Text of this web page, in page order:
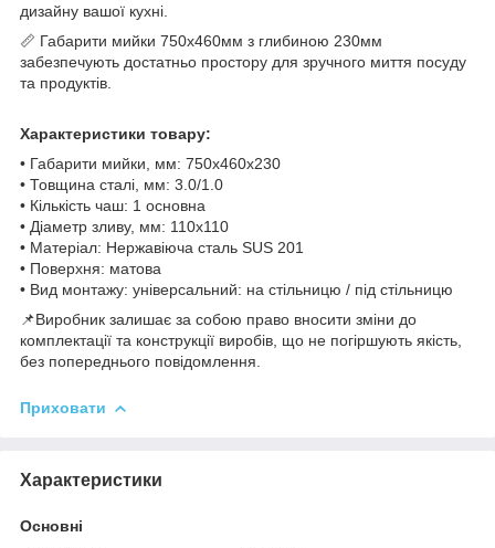
дизайну вашої кухні.
📏 Габарити мийки 750х460мм з глибиною 230мм
забезпечують достатньо простору для зручного миття посуду
та продуктів.
Характеристики товару:
• Габарити мийки, мм: 750х460х230
• Товщина сталі, мм: 3.0/1.0
• Кількість чаш: 1 основна
• Діаметр зливу, мм: 110х110
• Матеріал: Нержавіюча сталь SUS 201
• Поверхня: матова
• Вид монтажу: універсальний: на стільницю / під стільницю
📌Виробник залишає за собою право вносити зміни до
комплектації та конструкції виробів, що не погіршують якість,
без попереднього повідомлення.
Приховати
Характеристики
Основні